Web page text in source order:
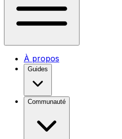
À propos
Guides
Communauté